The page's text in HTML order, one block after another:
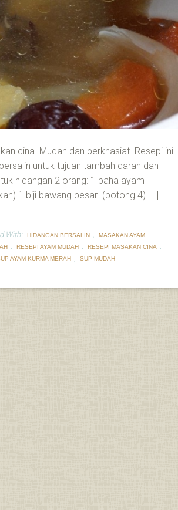
cina. Mudah dan berkhasiat. Resepi ini
untuk tujuan tambah darah dan
hidangan 2 orang: 1 paha ayam
1 biji bawang besar (potong 4) […]
With: HIDANGAN BERSALIN ,
MASAKAN AYAM
, RESEPI AYAM MUDAH , RESEPI MASAKAN CINA ,
AYAM KURMA MERAH , SUP MUDAH